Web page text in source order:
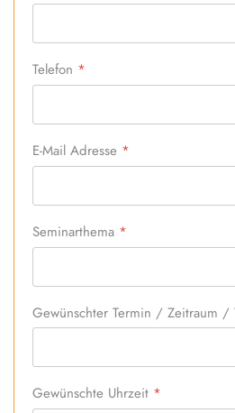
Telefon *
E-Mail Adresse *
Seminarthema *
Gewünschter Termin / Zeitraum /
Gewünschte Uhrzeit *